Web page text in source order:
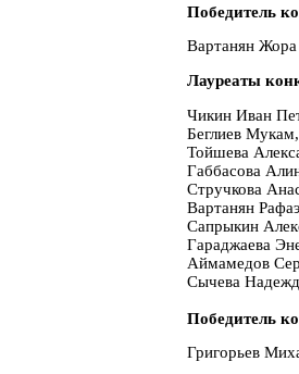
Победитель
Вартанян
Лауреаты
Чикин Иван
Беглиев
Тойшева
Габбасова
Стручкова
Вартанян
Сапрыкин
Гараджаева
Аймамедов
Сычева
Победитель
Григорьев